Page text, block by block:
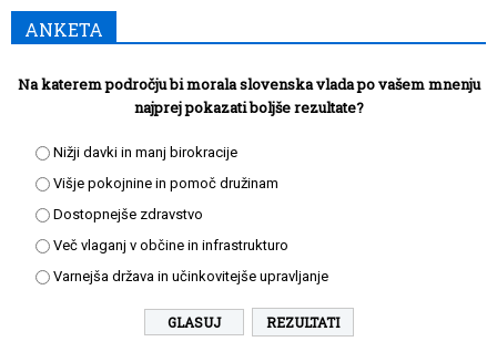
ANKETA
Na katerem področju bi morala slovenska vlada po vašem mnenju
najprej pokazati boljše rezultate?
Nižji davki in manj birokracije
Višje pokojnine in pomoč družinam
Dostopnejše zdravstvo
Več vlaganj v občine in infrastrukturo
Varnejša država in učinkovitejše upravljanje
REZULTATI